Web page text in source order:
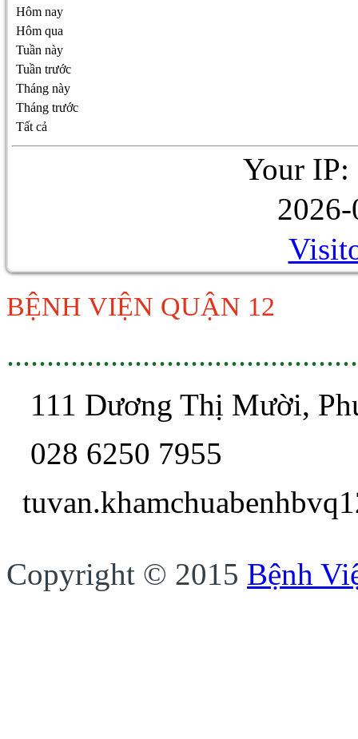
Hôm nay
Hôm qua
Tuần này
Tuần trước
Tháng này
Tháng trước
Tất cả
Your IP:
BỆNH VIỆN QUẬN 12
111 Dương Thị Mười,
028 6250 7955
Copyright © 2015 Bệnh